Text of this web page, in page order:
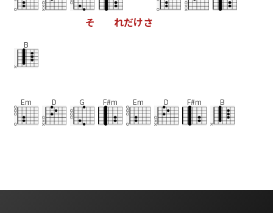
そ れだけさ
B
Em D G F#m Em D F#m B